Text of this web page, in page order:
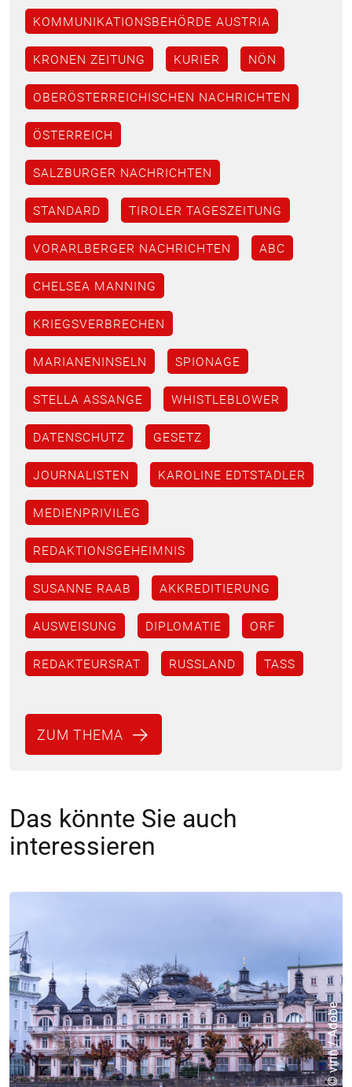
KOMMUNIKATIONSBEHÖRDE AUSTRIA
KRONEN ZEITUNG KURIER NÖN
OBERÖSTERREICHISCHEN NACHRICHTEN
ÖSTERREICH
SALZBURGER NACHRICHTEN
STANDARD TIROLER TAGESZEITUNG
VORARLBERGER NACHRICHTEN ABC
CHELSEA MANNING
KRIEGSVERBRECHEN
MARIANENINSELN SPIONAGE
STELLA ASSANGE WHISTLEBLOWER
DATENSCHUTZ GESETZ
JOURNALISTEN KAROLINE EDTSTADLER
MEDIENPRIVILEG
REDAKTIONSGEHEIMNIS
SUSANNE RAAB AKKREDITIERUNG
AUSWEISUNG DIPLOMATIE ORF
REDAKTEURSRAT RUSSLAND TASS
ZUM THEMA
Das könnte Sie auch
interessieren
© virin / Adobe